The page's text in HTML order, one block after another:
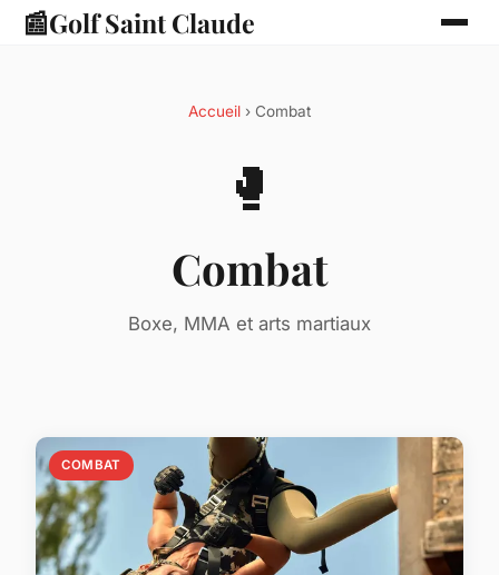
📰Golf Saint Claude
Accueil › Combat
🥊
Combat
Boxe, MMA et arts martiaux
COMBAT